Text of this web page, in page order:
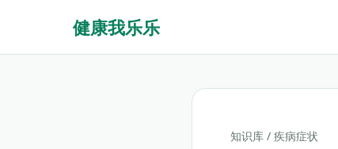
健康我乐乐
知识库 / 疾病症状